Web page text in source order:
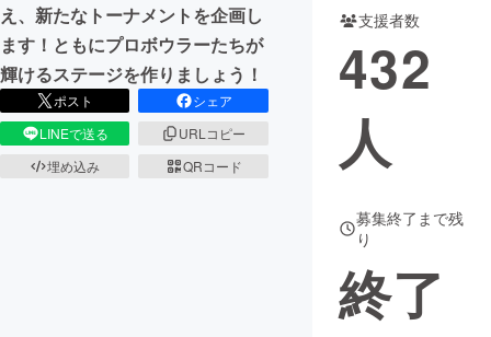
え、新たなトーナメントを企画し
ます！ともにプロボウラーたちが
輝けるステージを作りましょう！
ポスト
シェア
LINEで送る
URLコピー
埋め込み
QRコード
支援者数
432
人
募集終了まで残
り
終了